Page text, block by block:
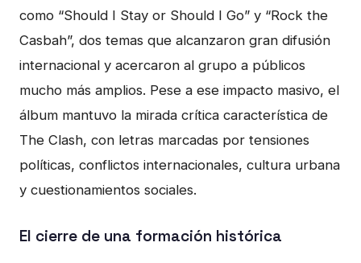
como “Should I Stay or Should I Go” y “Rock the
Casbah”, dos temas que alcanzaron gran difusión
internacional y acercaron al grupo a públicos
mucho más amplios. Pese a ese impacto masivo, el
álbum mantuvo la mirada crítica característica de
The Clash, con letras marcadas por tensiones
políticas, conflictos internacionales, cultura urbana
y cuestionamientos sociales.
El cierre de una formación histórica